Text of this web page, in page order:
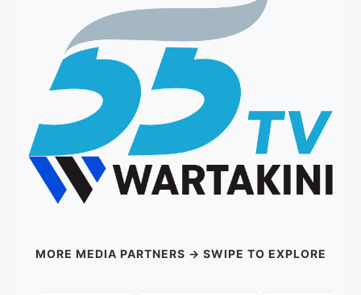
MORE MEDIA PARTNERS → SWIPE TO EXPLORE